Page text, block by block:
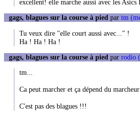
excellent! elle marche aussi avec les
gags, blagues sur la course à pied par tm
Tu veux dire "elle court aussi avec..." !
Ha ! Ha ! Ha !
gags, blagues sur la course à pied par rodio
tm...
Ca peut marcher et ça dépend du
C'est pas des blagues !!!